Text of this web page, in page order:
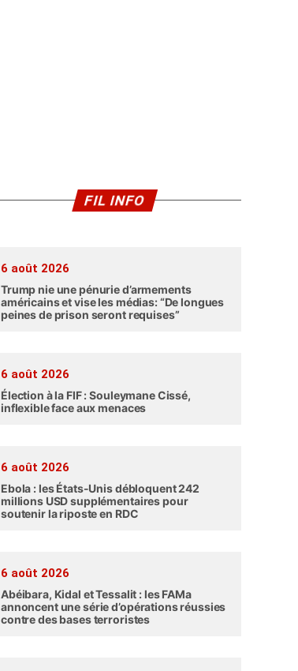
FIL INFO
6 août 2026
Trump nie une pénurie d’armements
américains et vise les médias: “De longues
peines de prison seront requises”
6 août 2026
Élection à la FIF : Souleymane Cissé,
inflexible face aux menaces
6 août 2026
Ebola : les États-Unis débloquent 242
millions USD supplémentaires pour
soutenir la riposte en RDC
6 août 2026
Abéibara, Kidal et Tessalit : les FAMa
annoncent une série d’opérations réussies
contre des bases terroristes